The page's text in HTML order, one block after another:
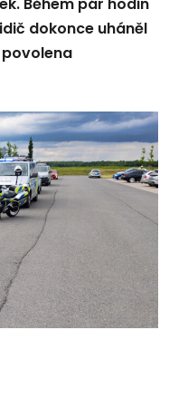
Během pár hodin
dokonce uháněl